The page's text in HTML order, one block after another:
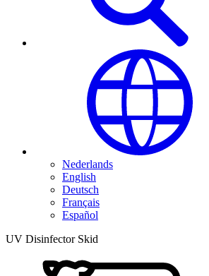
Nederlands
English
Deutsch
Français
Español
UV Disinfector Skid